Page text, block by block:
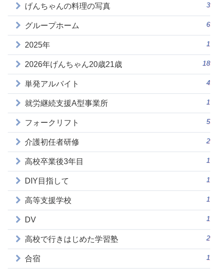
げんちゃんの料理の写真 3
グループホーム 6
2025年 1
2026年げんちゃん20歳21歳 18
単発アルバイト 4
就労継続支援A型事業所 1
フォークリフト 5
介護初任者研修 2
高校卒業後3年目 1
DIY目指して 1
高等支援学校 1
DV 1
高校で行きはじめた学習塾 2
合宿 1